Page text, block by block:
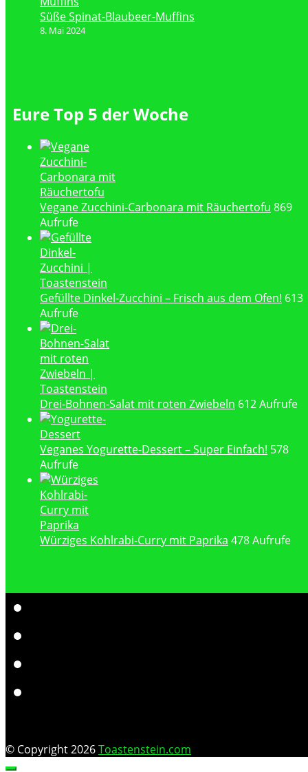
Süße Spinat-Blaubeer-Muffins
8. Mai 2024
Eure Top 5 der Woche
Vegane Zucchini-Carbonara mit Räuchertofu 869
Aufrufe
Gefüllte Dinkel-Zucchini – Frisch aus dem Ofen! 613
Aufrufe
Drei-Bohnen-Salat mit roten Zwiebeln 612 Aufrufe
Veganes Yogurette-Dessert – Super Einfach! 578
Aufrufe
Würziges Kohlrabi-Curry mit Paprika 478 Aufrufe
© Copyright 2026Toastenstein.com